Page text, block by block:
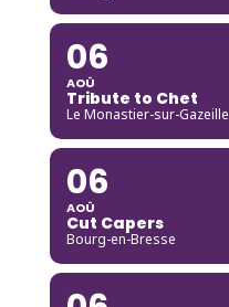
06
AOÛ
Tribute to Chet
Le Monastier-sur-Gazeille
06
AOÛ
Cut Capers
Bourg-en-Bresse